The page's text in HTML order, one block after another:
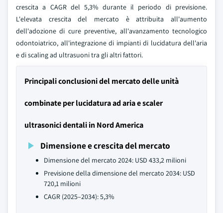
crescita a CAGR del 5,3% durante il periodo di previsione.
L'elevata crescita del mercato è attribuita all'aumento
dell'adozione di cure preventive, all'avanzamento tecnologico
odontoiatrico, all'integrazione di impianti di lucidatura dell'aria
e di scaling ad ultrasuoni tra gli altri fattori.
Principali conclusioni del mercato delle unità
combinate per lucidatura ad aria e scaler
ultrasonici dentali in Nord America
Dimensione e crescita del mercato
Dimensione del mercato 2024: USD 433,2 milioni
Previsione della dimensione del mercato 2034: USD
720,1 milioni
CAGR (2025–2034): 5,3%